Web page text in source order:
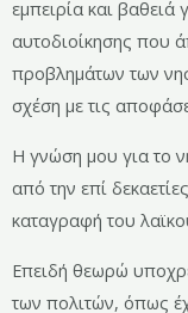
εμπειρία και
αυτοδιοίκησης που
προβλημάτων των
σχέση με τις
Η γνώση μου για το
από την επί
καταγραφή του
Επειδή θεωρώ
των πολιτών, όπως